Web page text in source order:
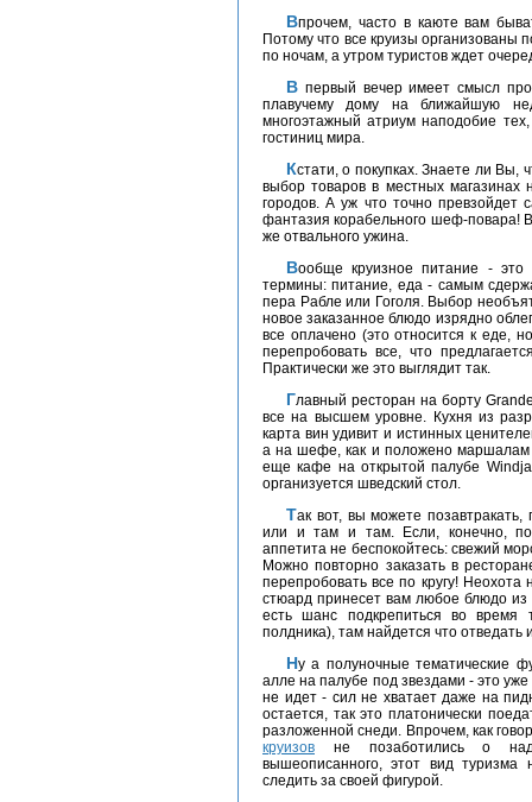
Впрочем, часто в каюте вам бывать не придется. Несколько часов сна, и только.
Потому что все круизы организованы
по ночам, а утром туристов ждет
В первый вечер имеет смысл провести еще одну - ознакомительную, по вашему
плавучему дому на ближайшую
многоэтажный атриум наподобие
гостиниц мира.
Кстати, о покупках. Знаете ли Вы,
выбор товаров в местных магазинах
городов. А уж что точно превзойдет
фантазия корабельного шеф-повара!
же отвального ужина.
Вообще круизное питание - это особая песня. Тут неприменимы прозаические
термины: питание, еда - самым
пера Рабле или Гоголя. Выбор
новое заказанное блюдо изрядно
все оплачено (это относится к еде,
перепробовать все, что
Практически же это выглядит так.
Главный ресторан на борту Grandeur of the Seas называется Великий Гэтсби, и там
все на высшем уровне. Кухня из
карта вин удивит и истинных
а на шефе, как и положено маршалам
еще кафе на открытой палубе
организуется шведский стол.
Так вот, вы можете позавтракать, пообедать и поужинать в ресторане или в кафе,
или и там и там. Если, конечно,
аппетита не беспокойтесь: свежий
Можно повторно заказать в
перепробовать все по кругу!
стюард принесет вам любое блюдо
есть шанс подкрепиться во время
полдника), там найдется что отведать
Ну а полуночные тематические фуршеты - грандиозные гастрономические парад-
алле на палубе под звездами - это
не идет - сил не хватает даже на
остается, так это платонически
разложенной снеди. Впрочем, как
круизов не позаботились о
вышеописанного, этот вид
следить за своей фигурой.